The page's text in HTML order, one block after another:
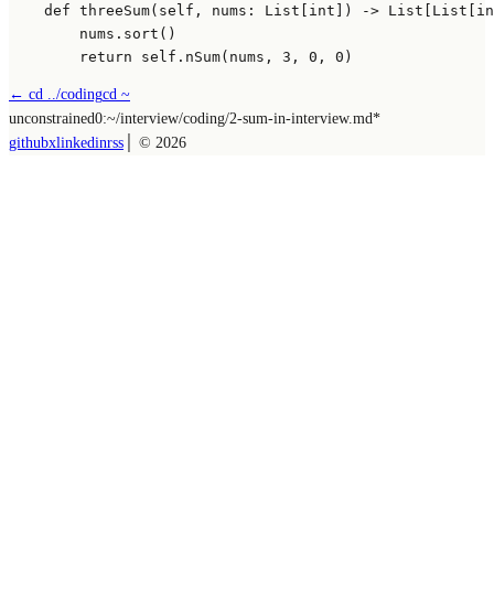
def threeSum( self, nums: List int ) -> List List
        nums.sort()
return
self .nSum(nums, 3 , 0 , 0
← cd ../codingcd ~
unconstrained0:~/interview/coding/2-sum-in-interview.md*
githubxlinkedinrss │ © 2026